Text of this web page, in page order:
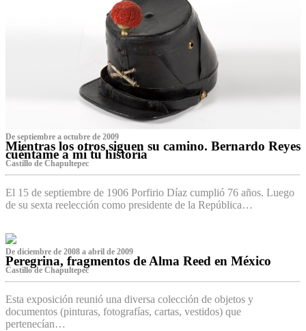
De septiembre a octubre de 2009
Mientras los otros siguen su camino. Bernardo Reyes
cuéntame a mí tu historia
Castillo de Chapultepec
El 15 de septiembre de 1906 Porfirio Díaz cumplió 76 años. Luego
de su sexta reelección como presidente de la República…
De diciembre de 2008 a abril de 2009
Peregrina, fragmentos de Alma Reed en México
Castillo de Chapultepec
Esta exposición reunió una diversa colección de objetos y
documentos (pinturas, fotografías, cartas, vestidos) que
pertenecían…